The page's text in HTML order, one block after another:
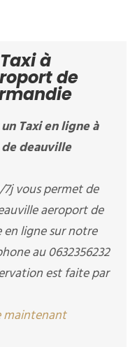
à
de
Taxi en ligne à
deauville
vous permet de
aeroport de
ligne sur notre
au 0632356232
est faite par
maintenant